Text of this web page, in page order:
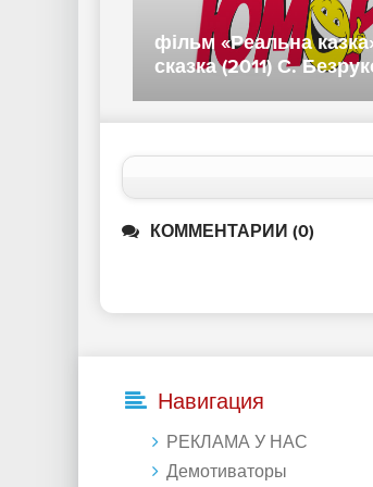
фільм «Реальна
сказка (2011) С.
КОММЕНТАРИИ (0)
Навигация
РЕКЛАМА У НАС
Демотиваторы